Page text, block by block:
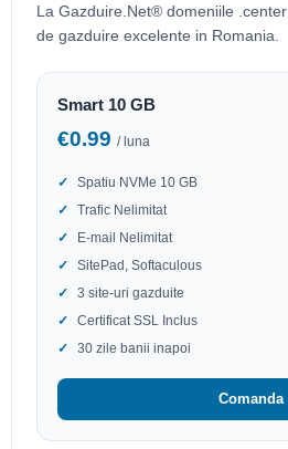
La Gazduire.Net® domeniile
de gazduire excelente in Romania.
Smart 10 GB
€0.99 / luna
Spatiu NVMe 10 GB
Trafic Nelimitat
E-mail Nelimitat
SitePad, Softaculous
3 site-uri gazduite
Certificat SSL Inclus
30 zile banii inapoi
Comanda